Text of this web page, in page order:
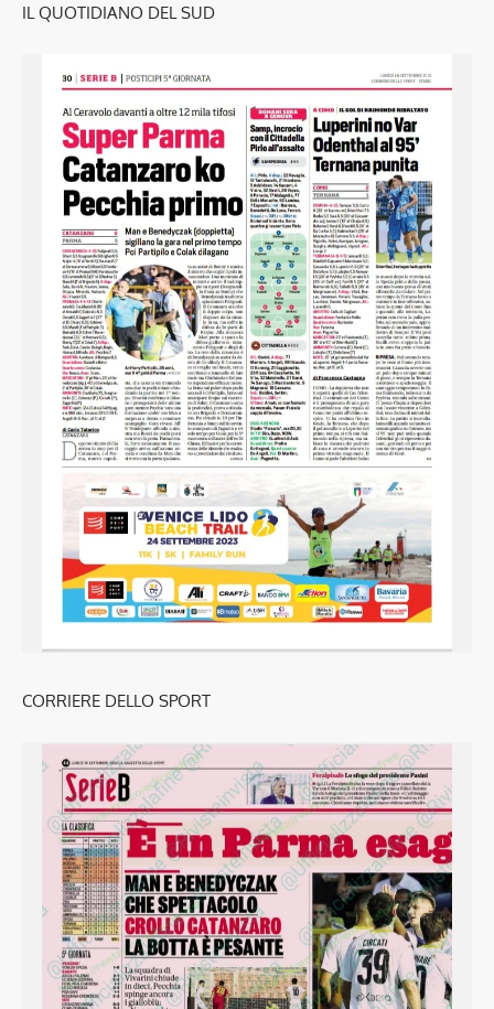
IL QUOTIDIANO DEL SUD
CORRIERE DELLO SPORT